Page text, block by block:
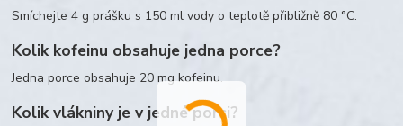
Smíchejte 4 g prášku s 150 ml vody o teplotě přibližně 80 °C.
Kolik kofeinu obsahuje jedna porce?
Jedna porce obsahuje 20 mg kofeinu.
Kolik vlákniny je v jedné porci?